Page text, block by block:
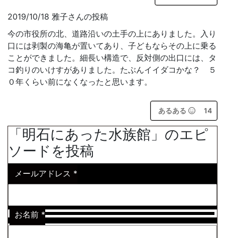
2019/10/18 雅子さんの投稿
今の市役所の北、道路沿いの土手の上にありました。入り
口には剥製の海亀が置いてあり、子どもならその上に乗る
ことができました。細長い構造で、反対側の出口には、タ
コ釣りのいけすがありました。たぶんイイダコかな？ ５
０年くらい前になくなったと思います。
あるある 14
「明石にあった水族館」のエピ
ソードを投稿
メールアドレス *
お名前 *